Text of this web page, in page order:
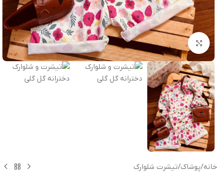
بزرگنمایی تصویر
خانه/پوشاک/تیشرت شلوارک